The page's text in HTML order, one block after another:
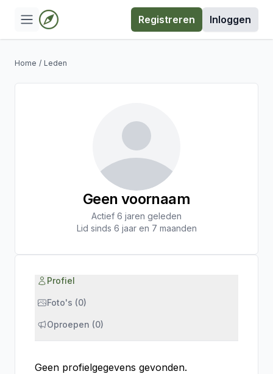
Registreren Inloggen
Home / Leden
Geen voornaam
Actief 6 jaren geleden
Lid sinds 6 jaar en 7 maanden
Profiel
Foto's (0)
Oproepen (0)
Geen profielgegevens gevonden.